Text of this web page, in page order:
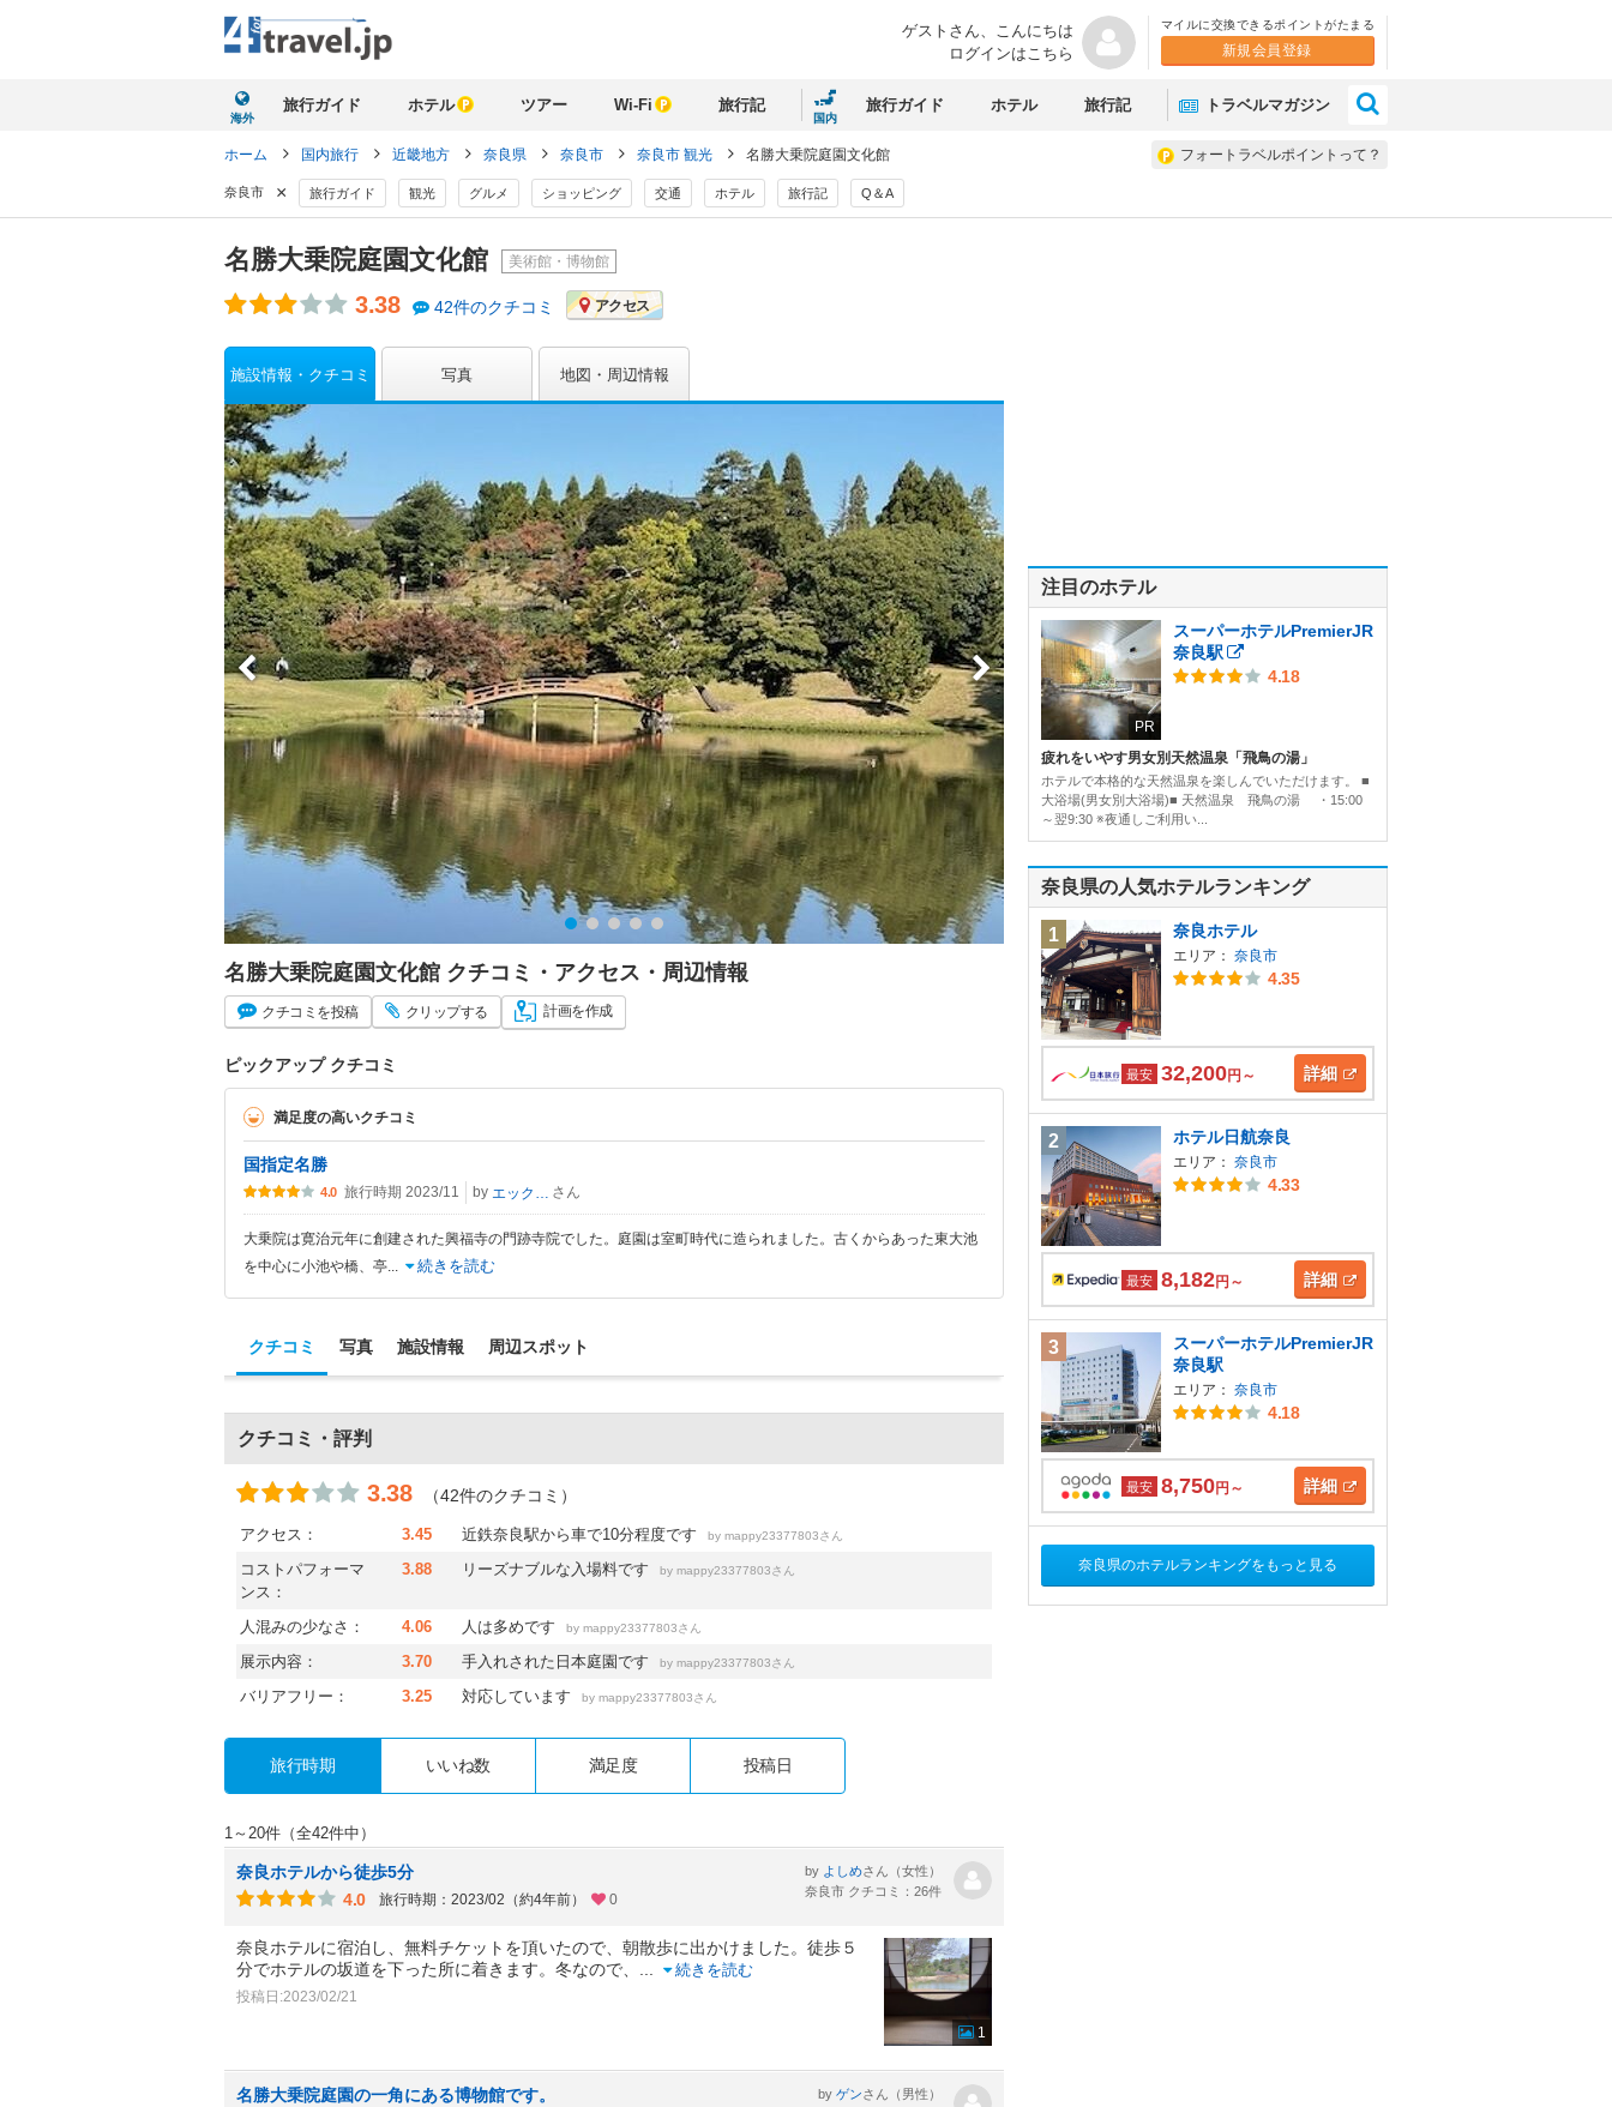
ゲストさん、 こんにちは
ログインはこちら
マイルに交換できるポイントがたまる
新規会員登録
海外
旅行ガイド ホテル ツアー Wi-Fi 旅行記
国内
旅行ガイド ホテル 旅行記 トラベルマガジン
フォートラベルポイントって？
ホーム 国内旅行 近畿地方 奈良県 奈良市 奈良市 観光 名勝大乗院庭園文化館
奈良市 × 旅行ガイド 観光 グルメ ショッピング 交通 ホテル 旅行記 Q＆A
名勝大乗院庭園文化館 美術館・博物館
3.38 42件のクチコミ アクセス
施設情報・クチコミ 写真 地図・周辺情報
名勝大乗院庭園文化館 クチコミ・アクセス・周辺情報
クチコミ を投稿 クリップする 計画を作成
ピックアップ クチコミ
満足度の高いクチコミ
国指定名勝
4.0 旅行時期 2023/11 by さん
大乗院は寛治元年に創建された興福寺の門跡寺院でした。庭園は室町時代に造られました。古くからあった東大池
を中心に小池や橋、亭
続きを読む
クチコミ 写真 施設情報 周辺スポット
クチコミ・評判
3.38 （42件のクチコミ）
アクセス： 3.45 近鉄奈良駅から車で10分程度です by mappy23377803さん
コストパフォーマ
ンス：
3.88 リーズナブルな入場料です by mappy23377803さん
人混みの少なさ： 4.06 人は多めです by mappy23377803さん
展示内容： 3.70 手入れされた日本庭園です by mappy23377803さん
バリアフリー： 3.25 対応しています by mappy23377803さん
旅行時期 いいね数 満足度 投稿日
1～20件（全42件中）
奈良ホテルから徒歩5分
4.0
旅行時期：2023/02（約4年前） 0
by よしめさん（女性）
奈良市 クチコミ：26件
奈良ホテルに宿泊し、無料チケットを頂いたので、朝散歩に出かけました。徒歩５
分でホテルの坂道を下った所に着きます。冬なので、
続きを読む
投稿日:2023/02/21
1
名勝大乗院庭園の一角にある博物館です。
by ゲンさん（男性）
注目のホテル
PR
スーパーホテルPremierJR
奈良駅
4.18
疲れをいやす男女別天然温泉「飛鳥の湯」
ホテルで本格的な天然温泉を楽しんでいただけます。 ■
大浴場(男女別大浴場)■ 天然温泉 飛鳥の湯 ・15:00
～翌9:30 ※夜通しご利用い...
奈良県の人気ホテルランキング
1 奈良ホテル
エリア： 奈良市
4.35
最安 32,200円～ 詳細
2 ホテル日航奈良
エリア： 奈良市
4.33
最安 8,182円～ 詳細
3
スーパーホテルPremierJR
奈良駅
エリア： 奈良市
4.18
最安 8,750円～ 詳細
奈良県のホテルランキングをもっと見る